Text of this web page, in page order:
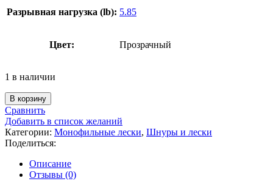
Разрывная нагрузка (lb): 5.85
Цвет: Прозрачный
1 в наличии
Количество
товара
Леска
Jojmu
Midzute
0.181mm
100m
5.85kg
В корзину
Сравнить
Добавить в список желаний
Категории: Монофильные лески, Шнуры и лески
Поделиться:
Описание
Отзывы (0)